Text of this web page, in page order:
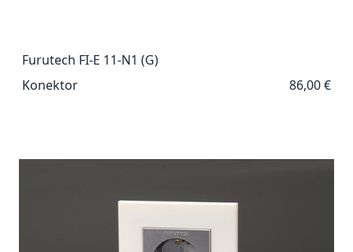
Furutech FI-E 11-N1 (G)
Konektor
86,00 €